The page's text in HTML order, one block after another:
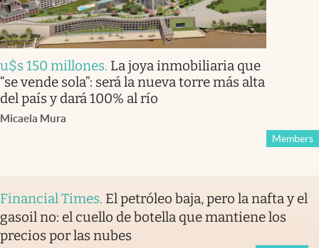
u$s 150 millones. La joya inmobiliaria que
“se vende sola”: será la nueva torre más alta
del país y dará 100% al río
Micaela Mura
Members
Financial Times. El petróleo baja, pero la nafta y el
gasoil no: el cuello de botella que mantiene los
precios por las nubes